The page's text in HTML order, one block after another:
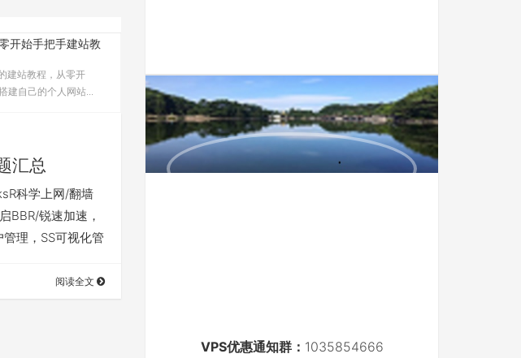
开始手把手建站教
建站教程，从零开
建自己的个人网站...
汇总
科学上网/翻墙
BBR/锐速加速，
理，SS可视化管
阅读全文
VPS优惠通知群： 1035854666